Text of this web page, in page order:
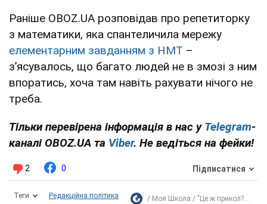
Раніше OBOZ.UA розповідав про репетиторку
з математики, яка спантеличила мережу
елементарним завданням з НМТ –
з’ясувалось, що багато людей не в змозі з ним
впоратись, хоча там навіть рахувати нічого не
треба.
Тільки перевірена інформація в нас у Telegram-
каналі OBOZ.UA та Viber. Не ведіться на фейки!
2 0 Підписатися
Теги Редакційна політика Моя Школа "Це ж прикол?...